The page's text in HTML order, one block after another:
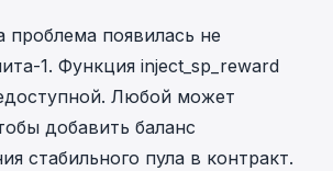
проблема появилась не
1. Функция inject_sp_reward
Любой может
добавить баланс
стабильного пула в контракт.